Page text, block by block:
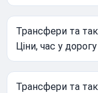
Трансфери та
Ціни, час у
Трансфери та